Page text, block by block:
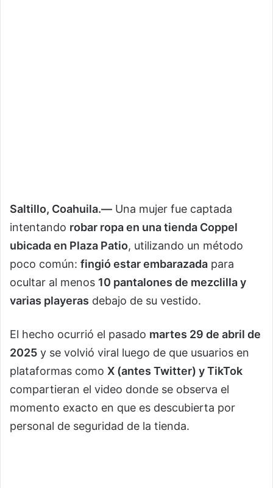
Saltillo, Coahuila.— Una mujer fue captada
intentando robar ropa en una tienda Coppel
ubicada en Plaza Patio, utilizando un método
poco común: fingió estar embarazada para
ocultar al menos 10 pantalones de mezclilla y
varias playeras debajo de su vestido.
El hecho ocurrió el pasado martes 29 de abril de
2025 y se volvió viral luego de que usuarios en
plataformas como X (antes Twitter) y TikTok
compartieran el video donde se observa el
momento exacto en que es descubierta por
personal de seguridad de la tienda.